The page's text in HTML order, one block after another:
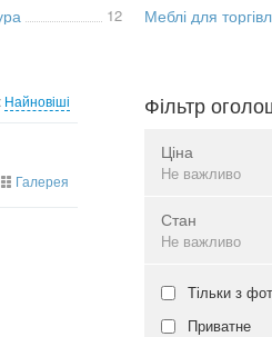
12 Меблі для
Найновіші
Галерея
Фільтр
Ціна
Не важливо
Валюта:
Не важливо
Стан
Не важливо
Нове
Б/в
Тільки з
Приватне